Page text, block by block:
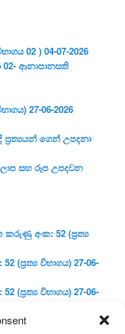
02 ) 04-07-2026
ආනාපානසති
27-06-2026
ගෙන් උපදනා
සහ රූප උපදවන
අංක: 52 (ප්‍ර‍ත්‍ය
(ප්‍ර‍ත්‍ය විභාගය) 27-06-
(ප්‍ර‍ත්‍ය විභාගය) 27-06-
අංක: 46 (හෘදය,